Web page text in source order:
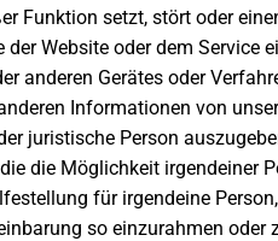
Funktion setzt, stört oder
Website oder dem
anderen Gerätes oder
Informationen von
juristische Person
die Möglichkeit irgendeiner
für irgendeine
so einzurahmen